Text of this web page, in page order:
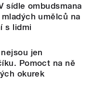
sídle ombudsmana
umělců na
s lidmi
jen
Pomoct na ně
okurek